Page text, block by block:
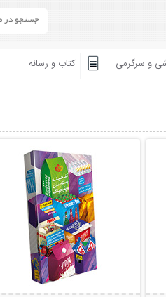
و سرگرمی کتاب و رسانه